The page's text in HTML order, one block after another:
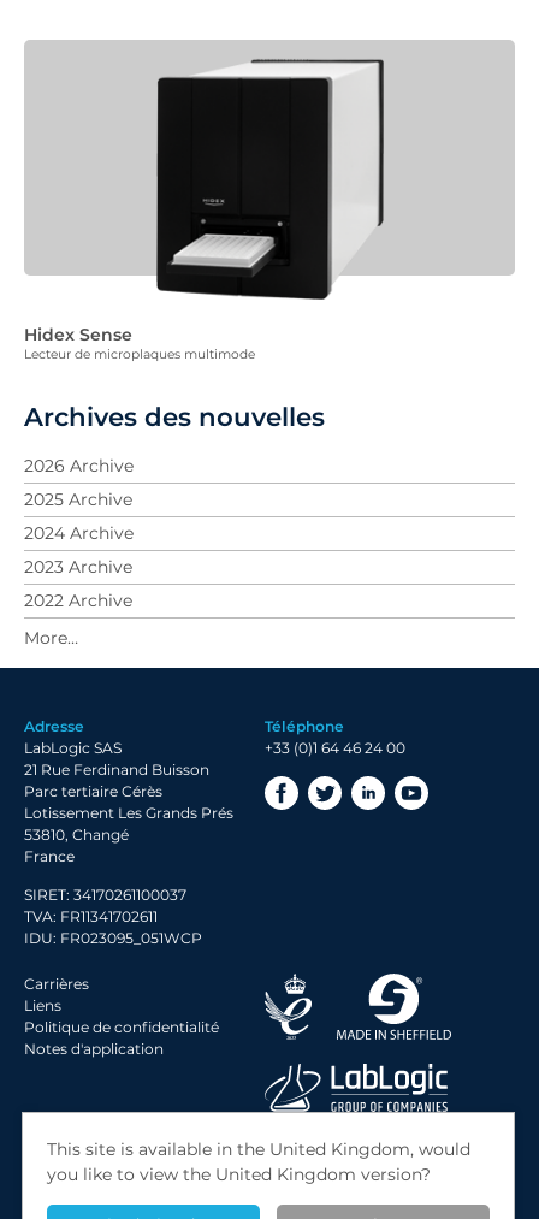
Hidex Sense
Lecteur de microplaques multimode
Archives des nouvelles
2026 Archive
2025 Archive
2024 Archive
2023 Archive
2022 Archive
2021 Archive
2020 Archive
2018 Archive
2017 Archive
Adresse
LabLogic SAS
21 Rue Ferdinand Buisson
Parc tertiaire Cérès
Lotissement Les Grands Prés
53810, Changé
France
SIRET: 34170261100037
TVA: FR11341702611
IDU: FR023095_051WCP
Téléphone
+33 (0)1 64 46 24 00
Carrières
Liens
Politique de confidentialité
Notes d'application
© 2026 LabLogic Systems Ltd.
Site byJack Sleight
This site is available in the United Kingdom, would
you like to view the United Kingdom version?